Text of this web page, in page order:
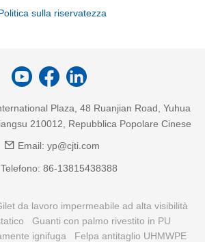
sulla riservatezza
Plaza, 48 Ruanjian Road, Yuhua
210012, Repubblica Popolare Cinese
Email: yp@cjti.com
Telefono: 86-13815438388
da lavoro impermeabile ad alta visibilità
Guanti con palmo rivestito in PU
ignifuga
Felpa antitaglio UHMWPE